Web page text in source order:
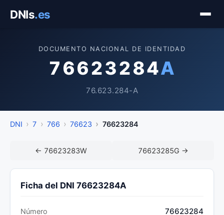
DNIs.es
DOCUMENTO NACIONAL DE IDENTIDAD
76623284A
76.623.284-A
DNI 7 766 76623 76623284
← 76623283W 76623285G →
Ficha del DNI 76623284A
Número 76623284